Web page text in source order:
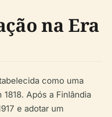
na Era
como uma
Após a Finlândia
e adotar um